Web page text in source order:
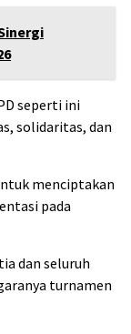
seperti ini
solidaritas, dan
menciptakan
pada
dan seluruh
turnamen